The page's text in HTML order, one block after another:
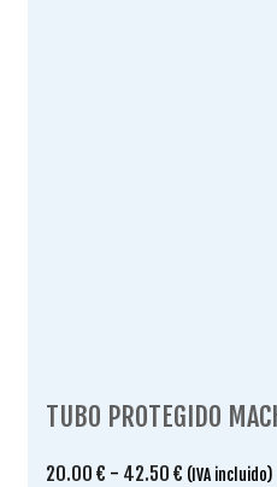
TUBO PROTEGIDO
20.00 € - 42.50 € Rango
(IVA incluido)